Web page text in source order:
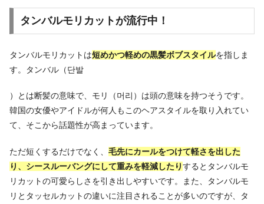
タンバルモリカットが流行中！
タンバルモリカットは短めかつ軽めの黒髪ボブスタイルを指しま
す。タンバル（단발
）とは断髪の意味で、モリ（머리）は頭の意味を持つそうです。
韓国の女優やアイドルが何人もこのヘアスタイルを取り入れてい
て、そこから話題性が高まっています。
ただ短くするだけでなく、 毛先にカールをつけて軽さを出した
り、シースルーバングにして重みを軽減したりするとタンバルモ
リカットの可愛らしさを引き出しやすいです。また、タンバルモ
リとタッセルカットの違いに注目されることが多いのですが、タ